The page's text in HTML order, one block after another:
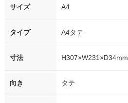
サイズ A4
タイプ A4タテ
寸法 H307×W231×D34mm
向き タテ